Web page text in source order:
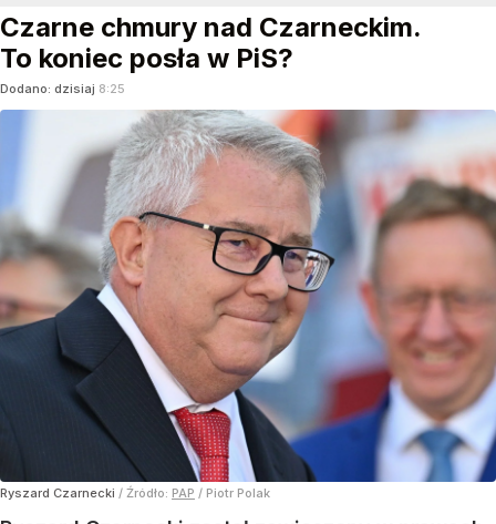
Czarne chmury nad Czarneckim.
To koniec posła w PiS?
Dodano: dzisiaj 8:25
Ryszard Czarnecki / Źródło: PAP / Piotr Polak